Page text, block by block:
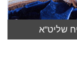
שליט"א